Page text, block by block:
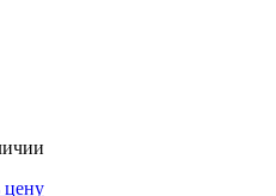
цену